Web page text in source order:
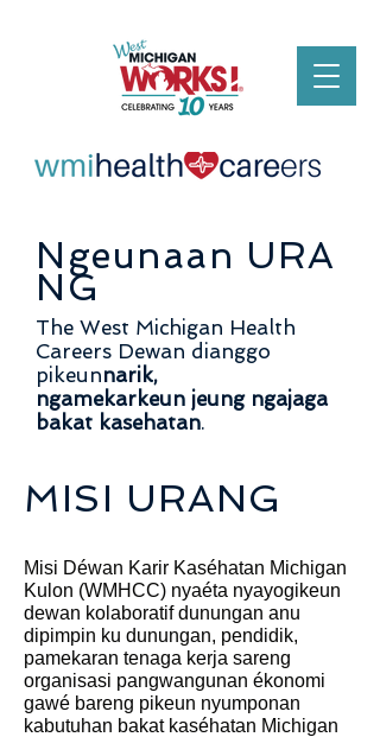
Ngeunaan URA
NG
The West Michigan Health
Careers Dewan dianggo
pikeunnarik,
ngamekarkeun jeung ngajaga
bakat kasehatan.
MISI URANG
Misi Déwan Karir Kaséhatan Michigan
Kulon (WMHCC) nyaéta nyayogikeun
dewan kolaboratif dunungan anu
dipimpin ku dunungan, pendidik,
pamekaran tenaga kerja sareng
organisasi pangwangunan ékonomi
gawé bareng pikeun nyumponan
kabutuhan bakat kaséhatan Michigan